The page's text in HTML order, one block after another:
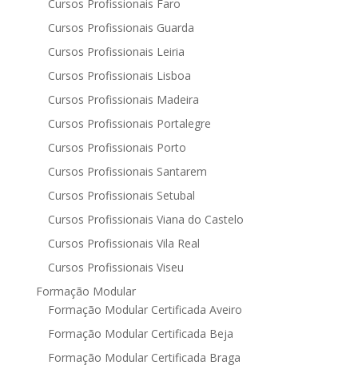
Cursos Profissionais Faro
Cursos Profissionais Guarda
Cursos Profissionais Leiria
Cursos Profissionais Lisboa
Cursos Profissionais Madeira
Cursos Profissionais Portalegre
Cursos Profissionais Porto
Cursos Profissionais Santarem
Cursos Profissionais Setubal
Cursos Profissionais Viana do Castelo
Cursos Profissionais Vila Real
Cursos Profissionais Viseu
Formação Modular
Formação Modular Certificada Aveiro
Formação Modular Certificada Beja
Formação Modular Certificada Braga